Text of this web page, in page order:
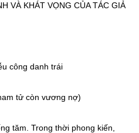
VÀ KHÁT VỌNG CỦA TÁC GIẢ
công danh trái
tử còn vương nợ)
tăm. Trong thời phong kiến,